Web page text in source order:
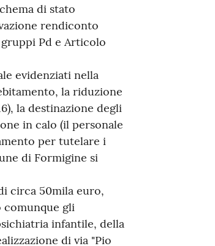
di stato
rendiconto
Pd e Articolo
evidenziati nella
la riduzione
la destinazione degli
in calo (il personale
per tutelare i
di Formigine si
circa 50mila euro,
gli
infantile, della
di via "Pio